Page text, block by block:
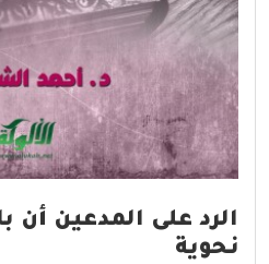
الرد على المدعين أن
نحوية